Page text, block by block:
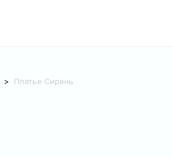
Платье Сирень